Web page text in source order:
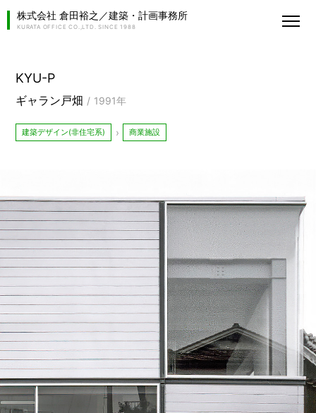
株式会社 倉田裕之／建築・計画事務所
KURATA OFFICE CO.,LTD. SINCE 1988
KYU-P
ギャラン戸畑 1991年
建築デザイン(非住宅系) 商業施設